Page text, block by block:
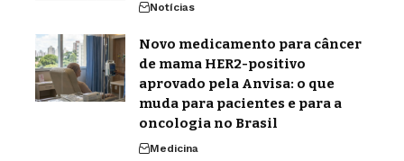
Notícias
Novo medicamento para câncer
de mama HER2-positivo
aprovado pela Anvisa: o que
muda para pacientes e para a
oncologia no Brasil
Medicina